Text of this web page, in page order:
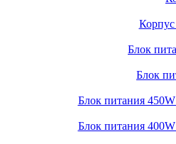
Блок
Блок
Блок питания
Блок питания